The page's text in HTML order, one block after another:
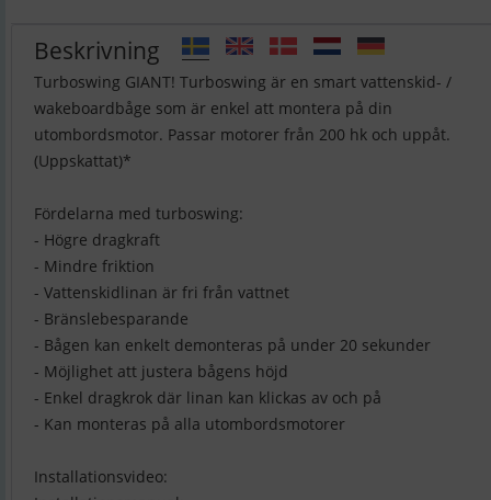
Beskrivning
Turboswing GIANT! Turboswing är en smart vattenskid- /
wakeboardbåge som är enkel att montera på din
utombordsmotor. Passar motorer från 200 hk och uppåt.
(Uppskattat)*
Fördelarna med turboswing:
- Högre dragkraft
- Mindre friktion
- Vattenskidlinan är fri från vattnet
- Bränslebesparande
- Bågen kan enkelt demonteras på under 20 sekunder
- Möjlighet att justera bågens höjd
- Enkel dragkrok där linan kan klickas av och på
- Kan monteras på alla utombordsmotorer
Installationsvideo: